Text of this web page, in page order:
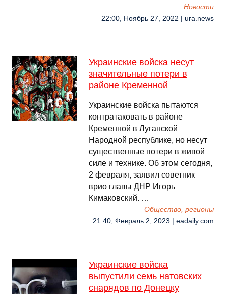
Новости
22:00, Ноябрь 27, 2022 | ura.news
Украинские войска несут
значительные потери в
районе Кременной
Украинские войска пытаются
контратаковать в районе
Кременной в Луганской
Народной республике, но несут
существенные потери в живой
силе и технике. Об этом сегодня,
2 февраля, заявил советник
врио главы ДНР Игорь
Кимаковский. …
Общество, регионы
21:40, Февраль 2, 2023 | eadaily.com
Украинские войска
выпустили семь натовских
снарядов по Донецку